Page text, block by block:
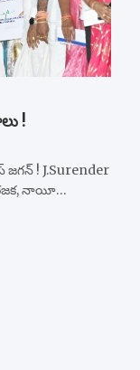
!
! J.Surender
రజక, నాయీ…